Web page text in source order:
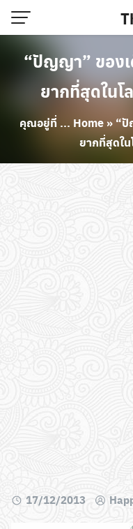
Skip
to
content“ปัญญา” ของ
ยากที่สุดในโ
คุณอยู่ที่ ... Home » “ปั
ยากที่สุดใน
17/12/2013